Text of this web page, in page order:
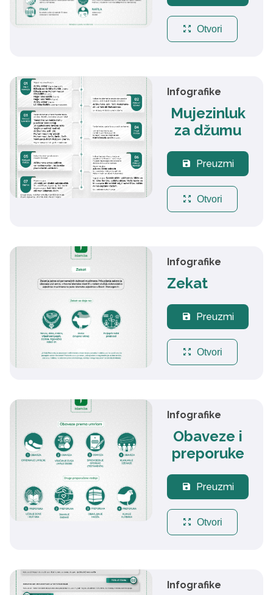
zoom_out_map Otvori
Infografike
Mujezinluk
za džumu
save Preuzmi
zoom_out_map Otvori
Infografike
Zekat
save Preuzmi
zoom_out_map Otvori
Infografike
Obaveze i
preporuke
save Preuzmi
zoom_out_map Otvori
Infografike